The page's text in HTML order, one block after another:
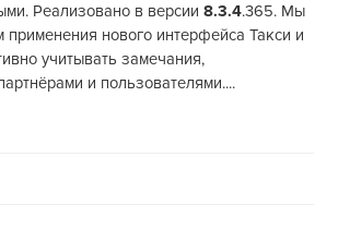
Реализовано в версии8.3.4.365. Мы
применения нового интерфейса Такси и
учитывать замечания,
и пользователями....